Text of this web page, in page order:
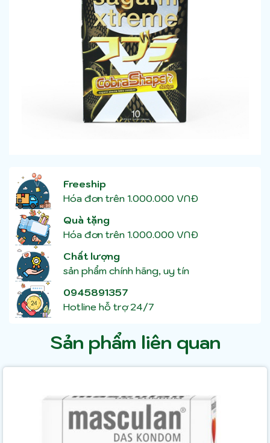
Freeship
Hóa đơn trên 1.000.000 VNĐ
Quà tặng
Hóa đơn trên 1.000.000 VNĐ
Chất lượng
sản phẩm chính hãng, uy tín
0945891357
Hotline hỗ trợ 24/7
Sản phẩm liên quan